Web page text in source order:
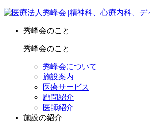
秀峰会のこと
秀峰会のこと
秀峰会について
施設案内
医療サービス
顧問紹介
医師紹介
施設の紹介